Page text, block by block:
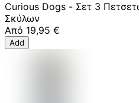
Curious Dogs - Σετ 3
Σκύλων
Από 19,95 €
Add